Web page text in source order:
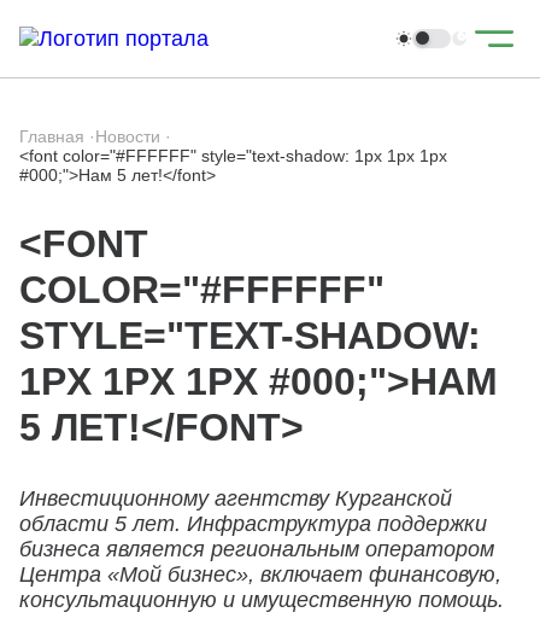
Главная ·Новости ·
<font color="#FFFFFF" style="text-shadow: 1px 1px 1px
#000;">Нам 5 лет!</font>
<FONT
COLOR="#FFFFFF"
STYLE="TEXT-SHADOW:
1PX 1PX 1PX #000;">НАМ
5 ЛЕТ!</FONT>
Инвестиционному агентству Курганской
области 5 лет. Инфраструктура поддержки
бизнеса является региональным оператором
Центра «Мой бизнес», включает финансовую,
консультационную и имущественную помощь.